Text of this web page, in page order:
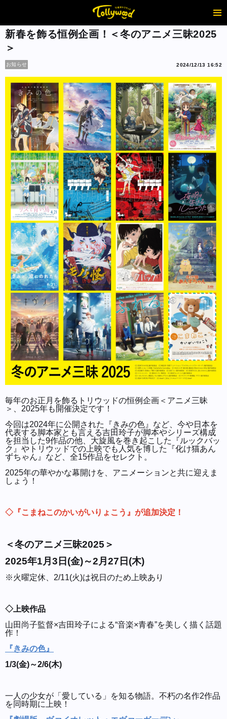
新春を飾る恒例企画！＜冬のアニメ三昧2025
＞
お知らせ 2024/12/13 16:52
毎年のお正月を飾るトリウッドの恒例企画＜アニメ三昧
＞、2025年も開催決定です！
今回は2024年に公開された『きみの色』など、今や日本を
代表する脚本家とも言える吉田玲子が脚本やシリーズ構成
を担当した9作品の他、大旋風を巻き起こした『ルックバッ
ク』やトリウッドでの上映でも人気を博した『化け猫あん
ずちゃん』など、全15作品をセレクト。
2025年の華やかな幕開けを、アニメーションと共に迎えま
しょう！
◇『こまねこのかいがいりょこう』が追加決定！
＜冬のアニメ三昧2025＞
2025年1月3日(金)～2月27日(木)
※火曜定休、2/11(火)は祝日のため上映あり
◇上映作品
山田尚子監督×吉田玲子による“音楽×青春”を美しく描く話題
作！
『きみの色』
1/3(金)～2/6(木)
一人の少女が「愛している」を知る物語。不朽の名作2作品
を同時期に上映！